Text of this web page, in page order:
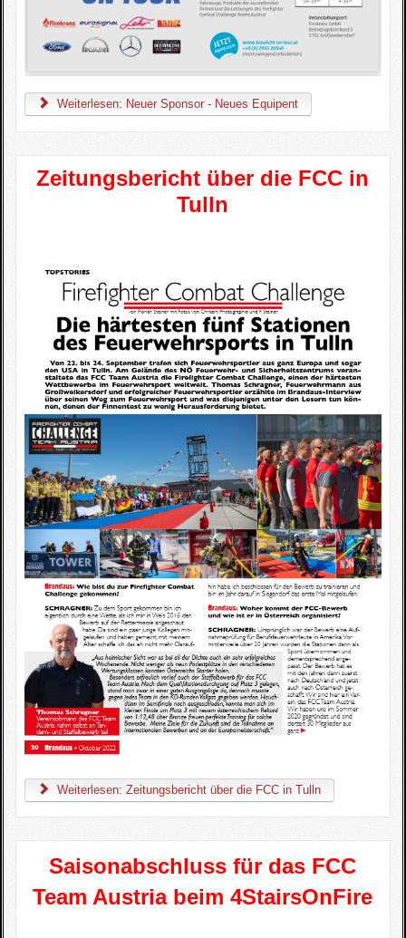
Weiterlesen: Neuer Sponsor - Neues Equipent
Zeitungsbericht über die FCC in
Tulln
Weiterlesen: Zeitungsbericht über die FCC in Tulln
Saisonabschluss für das FCC
Team Austria beim 4StairsOnFire